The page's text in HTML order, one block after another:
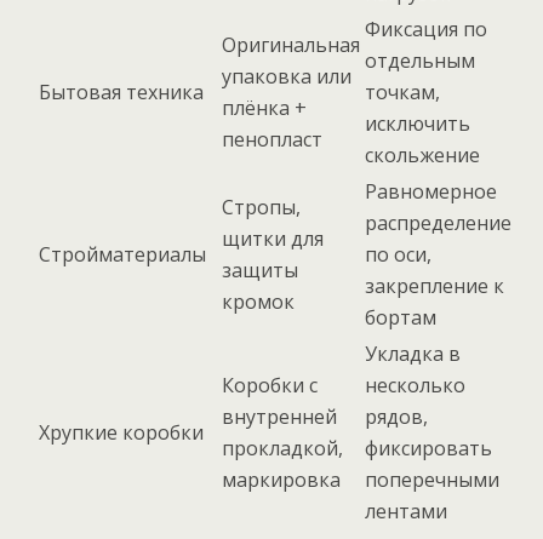
Бытовая техника
Оригинальная
упаковка или
плёнка +
пенопласт
Фиксация по
отдельным
точкам,
исключить
скольжение
Стройматериалы
Стропы,
щитки для
защиты
кромок
Равномерное
распределение
по оси,
закрепление к
бортам
Хрупкие коробки
Коробки с
внутренней
прокладкой,
маркировка
Укладка в
несколько
рядов,
фиксировать
поперечными
лентами